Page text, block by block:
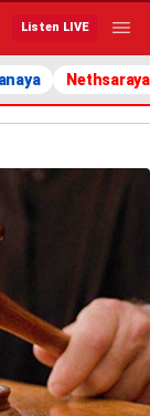
Listen LIVE
Nethsaraya